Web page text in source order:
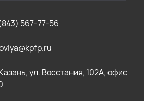
567-77-56
ул. Восстания, 102А, офис